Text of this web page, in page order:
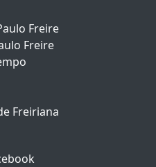
Freire
Freire
Freiriana